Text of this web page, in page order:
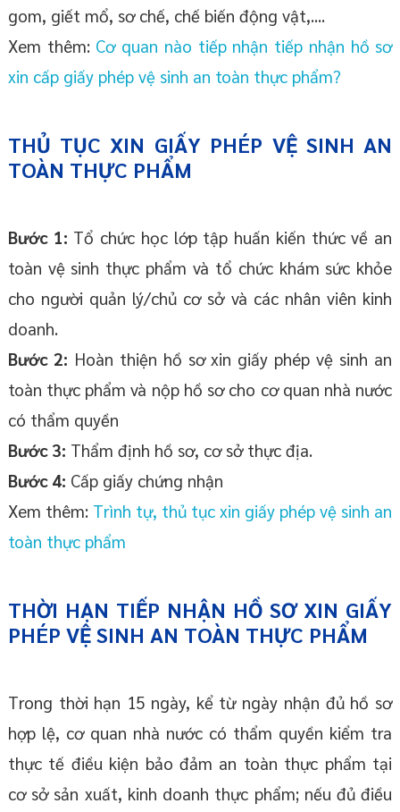
gom, giết mổ, sơ chế, chế biến động vật,....
Xem thêm: Cơ quan nào tiếp nhận tiếp nhận hồ sơ
xin cấp giấy phép vệ sinh an toàn thực phẩm?
THỦ TỤC XIN GIẤY PHÉP VỆ SINH AN
TOÀN THỰC PHẨM
Bước 1: Tổ chức học lớp tập huấn kiến thức về an
toàn vệ sinh thực phẩm và tổ chức khám sức khỏe
cho người quản lý/chủ cơ sở và các nhân viên kinh
doanh.
Bước 2: Hoàn thiện hồ sơ xin giấy phép vệ sinh an
toàn thực phẩm và nộp hồ sơ cho cơ quan nhà nước
có thẩm quyền
Bước 3: Thẩm định hồ sơ, cơ sở thực địa.
Bước 4: Cấp giấy chứng nhận
Xem thêm: Trình tự, thủ tục xin giấy phép vệ sinh an
toàn thực phẩm
THỜI HẠN TIẾP NHẬN HỒ SƠ XIN GIẤY
PHÉP VỆ SINH AN TOÀN THỰC PHẨM
Trong thời hạn 15 ngày, kể từ ngày nhận đủ hồ sơ
hợp lệ, cơ quan nhà nước có thẩm quyền kiểm tra
thực tế điều kiện bảo đảm an toàn thực phẩm tại
cơ sở sản xuất, kinh doanh thực phẩm; nếu đủ điều